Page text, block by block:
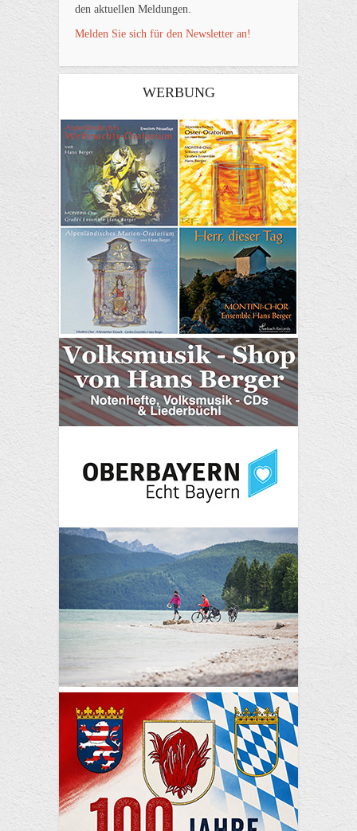
den aktuellen Meldungen.
Melden Sie sich für den Newsletter an!
WERBUNG